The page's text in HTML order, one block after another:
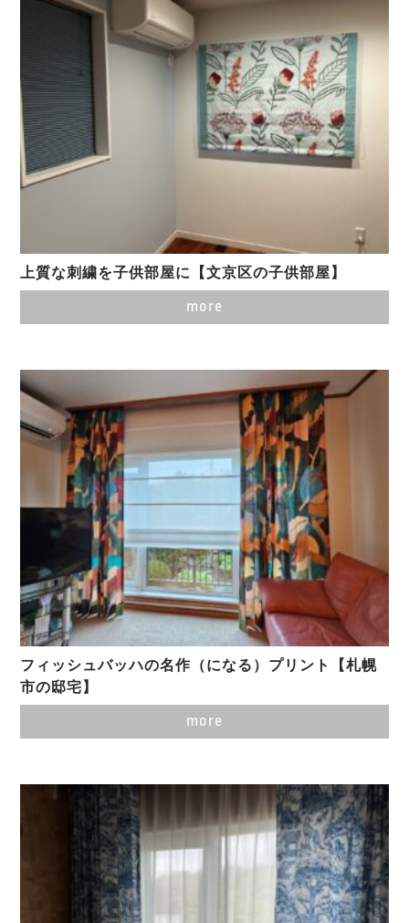
上質な刺繍を子供部屋に【文京区の子供部屋】
more
フィッシュバッハの名作（になる）プリント【札幌
市の邸宅】
more